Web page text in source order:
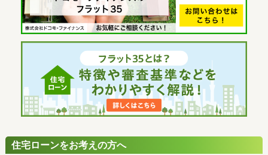
住宅ローンをお考えの方へ